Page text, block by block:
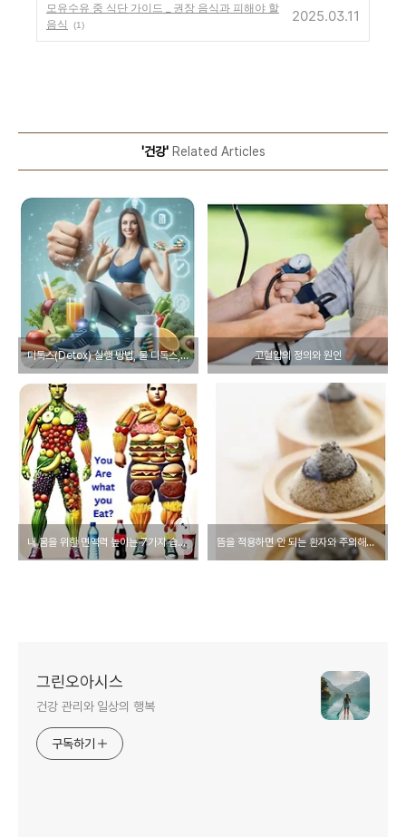
모유수유 중 식단 가이드 _ 권장 음식과 피해야 할
음식
(1)
2025.03.11
'건강'Related Articles
디톡스(Detox) 실행 방법, 물 디톡스, 피부개선 고혈압의 정의와 원인
내 몸을 위한 면역력 높이는 7가지 습관 _ Immune Boosting Habits 뜸을 적용하면 안 되는 환자와 주의해야 할 부위
그린오아시스
건강 관리와 일상의 행복
구독하기